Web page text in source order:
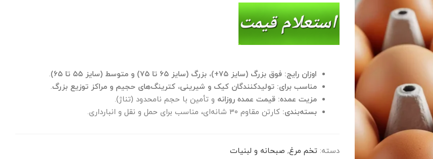
اوزان رایج: فوق بزرگ (سایز ۷۵+)، بزرگ (سایز ۶۵ تا ۷۵) و متوسط (سایز ۵۵ تا ۶۵)
.
مناسب برای: تولیدکنندگان کیک و شیرینی، کترینگ‌های حجیم و مراکز توزیع بزرگ.
مزیت عمده: قیمت عمده روزانه و تأمین با حجم نامحدود (تناژ).
بسته‌بندی: کارتن مقاوم ۳۰ شانه‌ای، مناسب برای حمل و نقل و انبارداری.
دسته: تخم مرغ, صبحانه و لبنیات